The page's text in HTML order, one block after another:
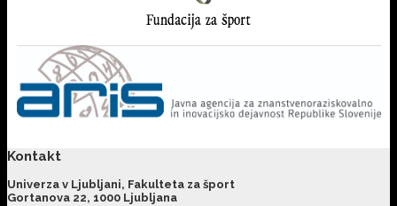
Kontakt
Univerza v Ljubljani, Fakulteta za šport
Gortanova 22, 1000 Ljubljana